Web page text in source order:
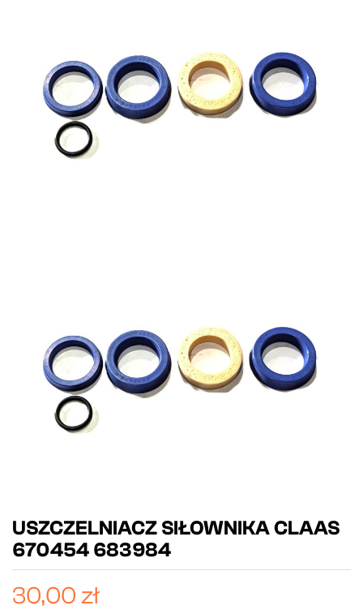
USZCZELNIACZ SIŁOWNIKA CLAAS
670454 683984
30,00 zł